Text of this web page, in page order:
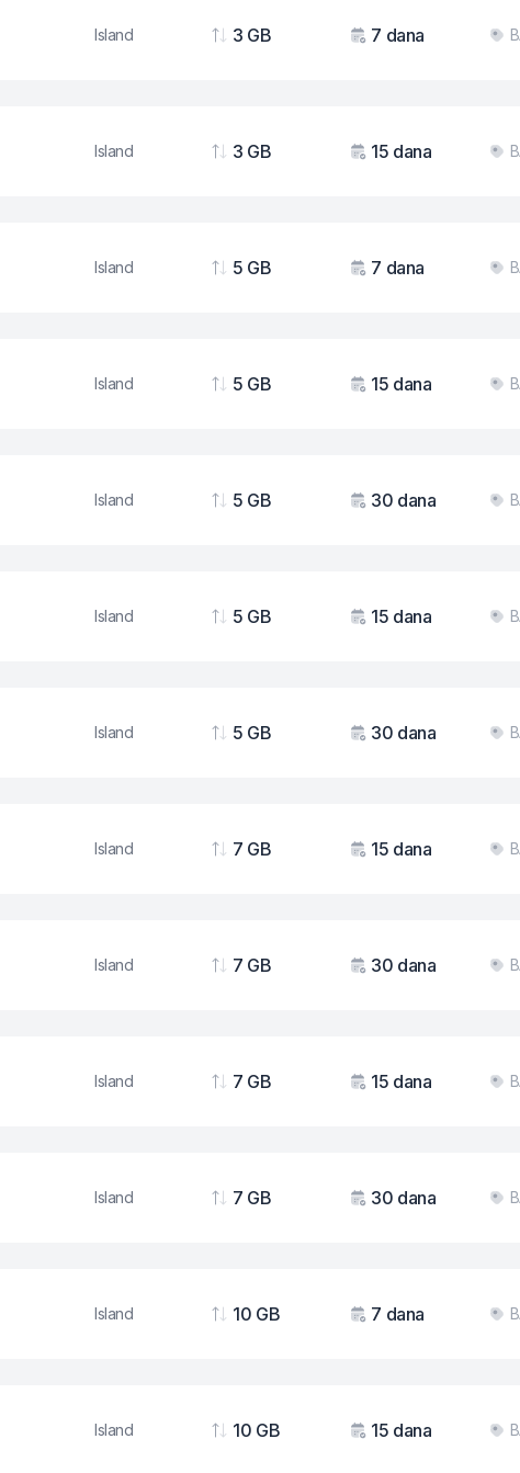
Island
Podaci
3 GB
Važenje
7 dana
Island
Podaci
3 GB
Važenje
15 dana
Island
Podaci
5 GB
Važenje
7 dana
Island
Podaci
5 GB
Važenje
15 dana
Island
Podaci
5 GB
Važenje
30 dana
Island
Podaci
5 GB
Važenje
15 dana
Island
Podaci
5 GB
Važenje
30 dana
Island
Podaci
7 GB
Važenje
15 dana
Island
Podaci
7 GB
Važenje
30 dana
Island
Podaci
7 GB
Važenje
15 dana
Island
Podaci
7 GB
Važenje
30 dana
Island
Podaci
10 GB
Važenje
7 dana
Island
Podaci
10 GB
Važenje
15 dana